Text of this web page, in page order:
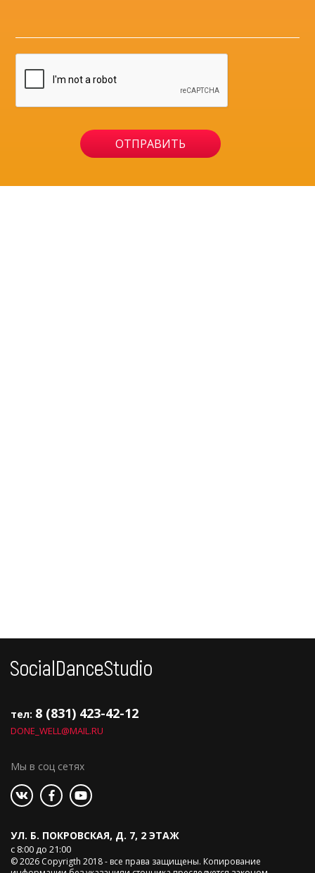
тел: 8 (831) 423-42-12
DONE_WELL@MAIL.RU
Мы в соц сетях
УЛ. Б. ПОКРОВСКАЯ, Д. 7, 2 ЭТАЖ
с 8:00 до 21:00
© 2026 Copyrigth 2018 - все права защищены. Копирование